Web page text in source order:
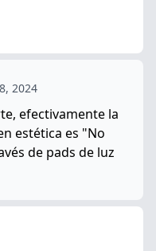
2024
efectivamente la
estética es "No
de pads de luz